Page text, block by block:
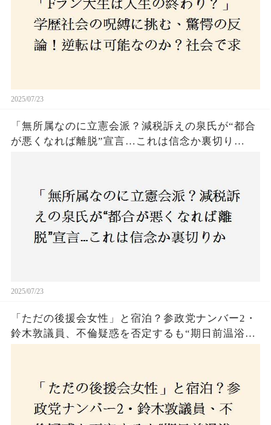
2025/07/23
「無所属なのに立憲会派？減税訴えの泉氏が“都合
が悪くなれば離脱”宣言…これは信念か裏切り
2025/07/23
「ただの後援会女性」と宿泊？参政党ナンバー2・
鈴木敦議員、不倫疑惑を否定するも“期日前温浴デ